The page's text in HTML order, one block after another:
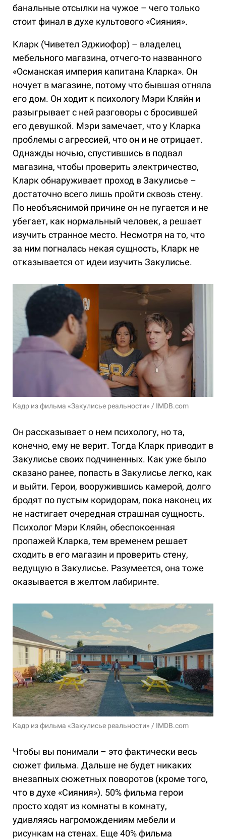
банальные отсылки на чужое – чего только
стоит финал в духе культового «Сияния».
Кларк (Чиветел Эджиофор) – владелец
мебельного магазина, отчего-то названного
«Османская империя капитана Кларка». Он
ночует в магазине, потому что бывшая отняла
его дом. Он ходит к психологу Мэри Кляйн и
разыгрывает с ней разговоры с бросившей
его девушкой. Мэри замечает, что у Кларка
проблемы с агрессией, что он и не отрицает.
Однажды ночью, спустившись в подвал
магазина, чтобы проверить электричество,
Кларк обнаруживает проход в Закулисье –
достаточно всего лишь пройти сквозь стену.
По необъяснимой причине он не пугается и не
убегает, как нормальный человек, а решает
изучить странное место. Несмотря на то, что
за ним погналась некая сущность, Кларк не
отказывается от идеи изучить Закулисье.
Кадр из фильма «Закулисье реальности» / IMDB.com
Он рассказывает о нем психологу, но та,
конечно, ему не верит. Тогда Кларк приводит в
Закулисье своих подчиненных. Как уже было
сказано ранее, попасть в Закулисье легко, как
и выйти. Герои, вооружившись камерой, долго
бродят по пустым коридорам, пока наконец их
не настигает очередная страшная сущность.
Психолог Мэри Кляйн, обеспокоенная
пропажей Кларка, тем временем решает
сходить в его магазин и проверить стену,
ведущую в Закулисье. Разумеется, она тоже
оказывается в желтом лабиринте.
Кадр из фильма «Закулисье реальности» / IMDB.com
Чтобы вы понимали – это фактически весь
сюжет фильма. Дальше не будет никаких
внезапных сюжетных поворотов (кроме того,
что в духе «Сияния»). 50% фильма герои
просто ходят из комнаты в комнату,
удивляясь нагромождениям мебели и
рисункам на стенах. Еще 40% фильма